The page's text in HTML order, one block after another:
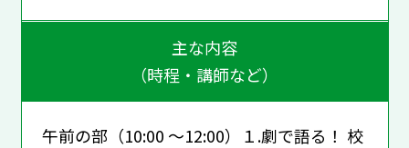
主な内容
（時程・講師など）
午前の部（10:00 ～12:00）１.劇で語る！ 校